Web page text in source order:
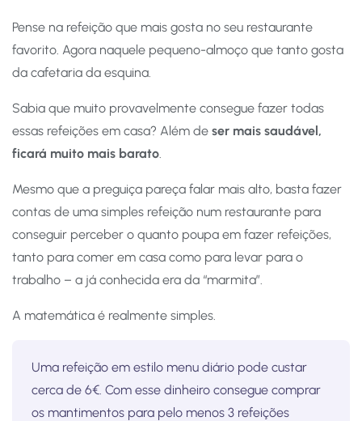
Pense na refeição que mais gosta no seu restaurante
favorito. Agora naquele pequeno-almoço que tanto gosta
da cafetaria da esquina.
Sabia que muito provavelmente consegue fazer todas
essas refeições em casa? Além de ser mais saudável,
ficará muito mais barato
Mesmo que a preguiça pareça falar mais alto, basta fazer
contas de uma simples refeição num restaurante para
conseguir perceber o quanto poupa em fazer refeições,
tanto para comer em casa como para levar para o
trabalho – a já conhecida era da “marmita”.
A matemática é realmente simples.
Uma refeição em estilo menu diário pode custar
cerca de 6€. Com esse dinheiro consegue comprar
os mantimentos para pelo menos 3 refeições